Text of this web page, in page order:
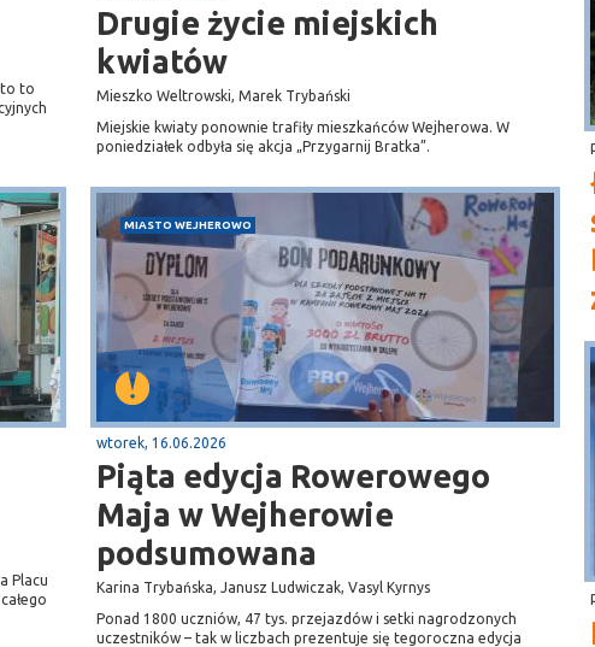
to
Drugie życie miejskich
kwiatów
Mieszko Weltrowski, Marek Trybański
Miejskie kwiaty ponownie trafiły mieszkańców Wejherowa. W
poniedziałek odbyła się akcja „Przygarnij Bratka”.
Placu
MIASTO WEJHEROWO
wtorek, 16.06.2026
Piąta edycja Rowerowego
Maja w Wejherowie
podsumowana
Karina Trybańska, Janusz Ludwiczak, Vasyl Kyrnys
Ponad 1800 uczniów, 47 tys. przejazdów i setki nagrodzonych
uczestników – tak w liczbach prezentuje się tegoroczna edycja